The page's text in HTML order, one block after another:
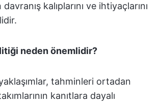
kalıplarını ve ihtiyaçlarını
neden önemlidir?
tahminleri ortadan
kanıtlara dayalı